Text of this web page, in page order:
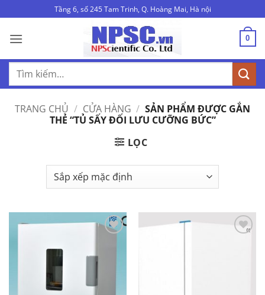
qua
nội
Tầng 6, số 245 Tam Trinh, Q. Hoàng Mai, Hà nội
0
Tìm
TRANG CHỦ / CỬA HÀNG / SẢN PHẨM ĐƯỢC GẮN
THẺ “TỦ SẤY ĐỐI LƯU CƯỠNG BỨC”
LỌC